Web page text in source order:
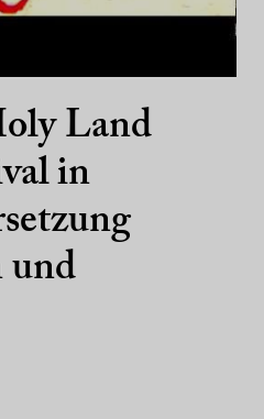
Land
in
und